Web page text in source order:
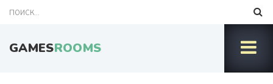
GAMESROOMS